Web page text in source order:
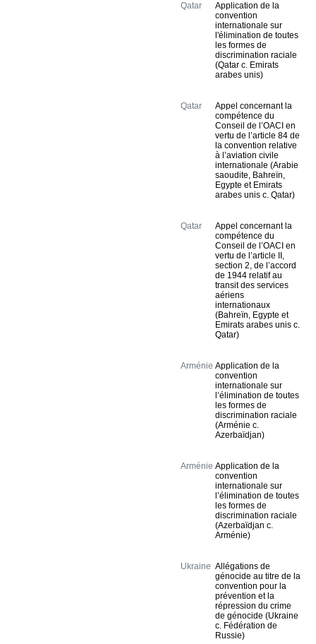
Qatar
Application de la
convention
internationale sur
l'élimination de toutes
les formes de
discrimination raciale
(Qatar c. Emirats
arabes unis)
Qatar
Appel concernant la
compétence du
Conseil de l’OACI en
vertu de l’article 84 de
la convention relative
à l’aviation civile
internationale (Arabie
saoudite, Bahreïn,
Egypte et Emirats
arabes unis c. Qatar)
Qatar
Appel concernant la
compétence du
Conseil de l’OACI en
vertu de l’article II,
section 2, de l’accord
de 1944 relatif au
transit des services
aériens
internationaux
(Bahreïn, Egypte et
Emirats arabes unis c.
Qatar)
Arménie Application de la
convention
internationale sur
l’élimination de toutes
les formes de
discrimination raciale
(Arménie c.
Azerbaïdjan)
Arménie Application de la
convention
internationale sur
l’élimination de toutes
les formes de
discrimination raciale
(Azerbaïdjan c.
Arménie)
Ukraine Allégations de
génocide au titre de la
convention pour la
prévention et la
répression du crime
de génocide (Ukraine
c. Fédération de
Russie)